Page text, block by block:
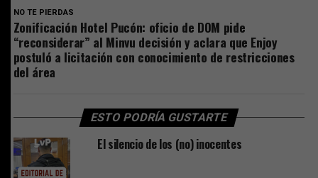
NO TE PIERDAS
Zonificación Hotel Pucón: oficio de DOM pide
“reconsiderar” al Minvu decisión y aclara que Enjoy
postuló a licitación con conocimiento de restricciones
del área
ESTO PODRÍA GUSTARTE
El silencio de los (no) inocentes